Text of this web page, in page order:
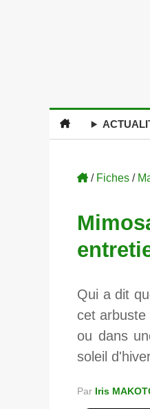
/ Fiches /
Qui a dit
cet
ou dans
soleil
Par Iris